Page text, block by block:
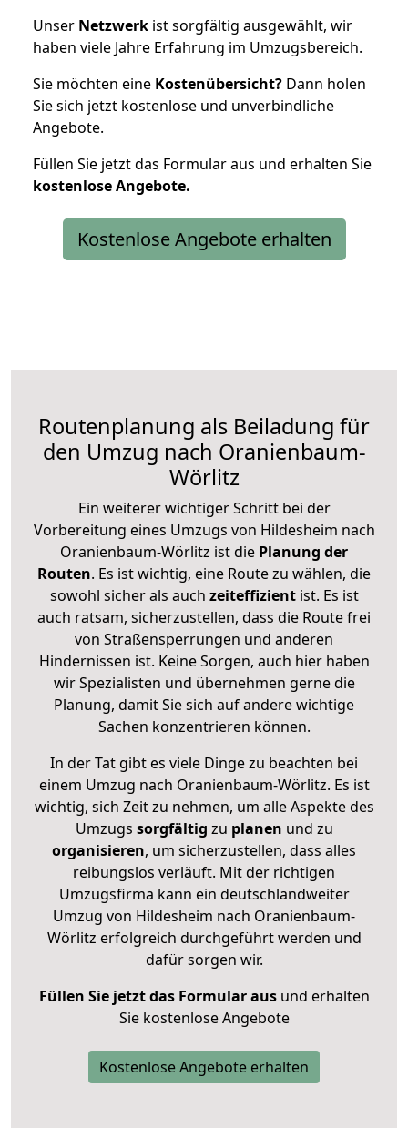
Unser Netzwerk ist sorgfältig ausgewählt, wir
haben viele Jahre Erfahrung im Umzugsbereich.
Sie möchten eine Kostenübersicht? Dann holen
Sie sich jetzt kostenlose und unverbindliche
Angebote.
Füllen Sie jetzt das Formular aus und erhalten Sie
kostenloseAngebote.
Kostenlose Angebote erhalten
Routenplanung als Beiladung für
den Umzug nach Oranienbaum-
Wörlitz
Ein weiterer wichtiger Schritt bei der
Vorbereitung eines Umzugs von Hildesheim nach
Oranienbaum-Wörlitz ist die Planung der
Routen. Es ist wichtig, eine Route zu wählen, die
sowohl sicher als auch zeiteffizientist. Es ist
auch ratsam, sicherzustellen, dass die Route frei
von Straßensperrungen und anderen
Hindernissen ist. Keine Sorgen, auch hier haben
wir Spezialisten und übernehmen gerne die
Planung, damit Sie sich auf andere wichtige
Sachen konzentrieren können.
In der Tat gibt es viele Dinge zu beachten bei
einem Umzug nach Oranienbaum-Wörlitz. Es ist
wichtig, sich Zeit zu nehmen, um alle Aspekte des
Umzugs sorgfältig zu planen und zu
organisieren, um sicherzustellen, dass alles
reibungslos verläuft. Mit der richtigen
Umzugsfirma kann ein deutschlandweiter
Umzug von Hildesheim nach Oranienbaum-
Wörlitz erfolgreich durchgeführt werden und
dafür sorgen wir.
Füllen Sie jetzt das Formular ausund erhalten
Sie kostenlose Angebote
Kostenlose Angebote erhalten